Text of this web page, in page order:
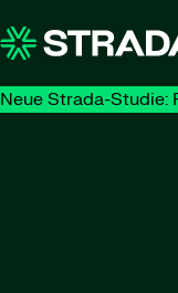
Neue Strada-Studie: